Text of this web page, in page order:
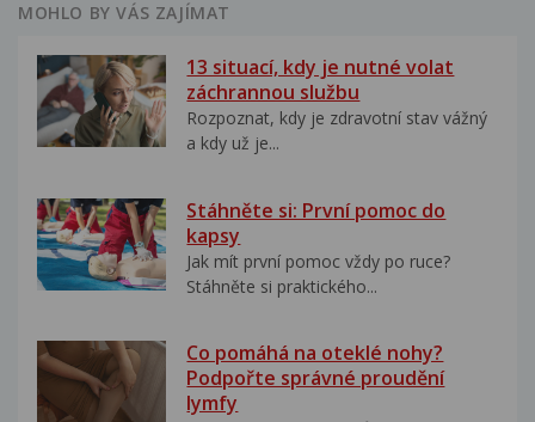
MOHLO BY VÁS ZAJÍMAT
13 situací, kdy je nutné volat
záchrannou službu
Rozpoznat, kdy je zdravotní stav vážný
a kdy už je...
Stáhněte si: První pomoc do
kapsy
Jak mít první pomoc vždy po ruce?
Stáhněte si praktického...
Co pomáhá na oteklé nohy?
Podpořte správné proudění
lymfy